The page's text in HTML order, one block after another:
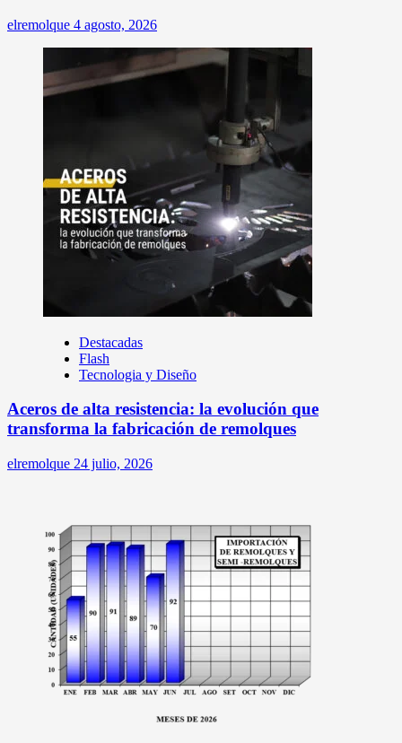
elremolque 4 agosto, 2026
Destacadas
Flash
Tecnologia y Diseño
Aceros de alta resistencia: la evolución que
transforma la fabricación de remolques
elremolque 24 julio, 2026